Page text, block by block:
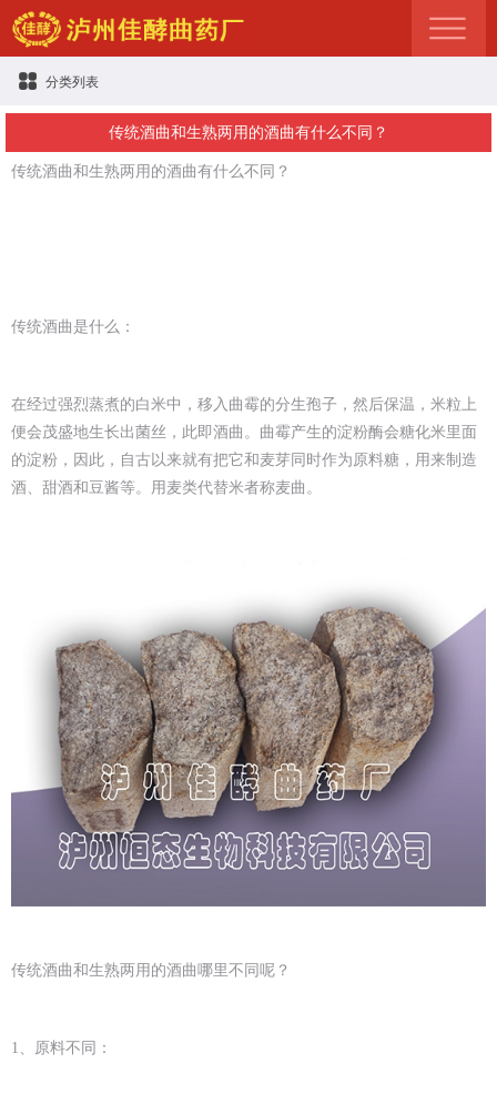
分类列表
传统酒曲和生熟两用的酒曲有什么不同？
传统酒曲和生熟两用的酒曲有什么不同？
传统酒曲是什么：
在经过强烈蒸煮的白米中，移入曲霉的分生孢子，然后保温，米粒上
便会茂盛地生长出菌丝，此即酒曲。曲霉产生的淀粉酶会糖化米里面
的淀粉，因此，自古以来就有把它和麦芽同时作为原料糖，用来制造
酒、甜酒和豆酱等。用麦类代替米者称麦曲。
传统酒曲和生熟两用的酒曲哪里不同呢？
1、原料不同：